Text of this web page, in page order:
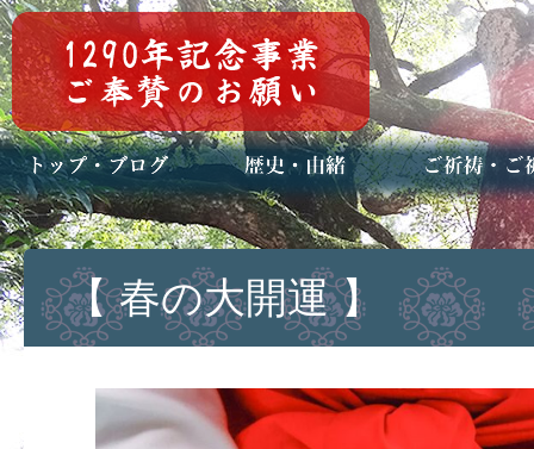
トップページ
ブログ(日々八百万)
お知らせ一覧 歴史・ご祭神
年中行事
メディア掲載 ご祈祷・ご祈
安産祈願
初宮参り
七五三詣
長寿のお祝い
神前結婚式
厄祓い・方位
車のお祓い
地鎮祭
神葬祭（神式
【 春の大開運 】